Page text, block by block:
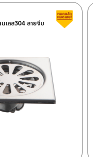
ม3 แขวงบางโพงพาง เขตยาน
075-8668 / 091-545-0556
เชียงใหม่
<<
>> คลิกที่นี่
Us
เลส304 ลายจีบ
สินค้